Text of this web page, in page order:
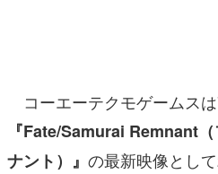
コーエーテクモゲームスは
『Fate/Samurai Remnant
ナント）』 の最新映像とし